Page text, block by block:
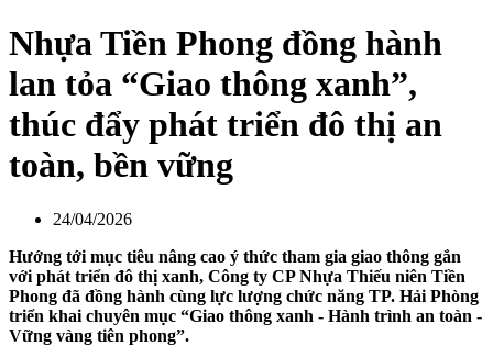
Nhựa Tiền Phong đồng hành
lan tỏa “Giao thông xanh”,
thúc đẩy phát triển đô thị an
toàn, bền vững
24/04/2026
Hướng tới mục tiêu nâng cao ý thức tham gia giao thông gắn
với phát triển đô thị xanh, Công ty CP Nhựa Thiếu niên Tiền
Phong đã đồng hành cùng lực lượng chức năng TP. Hải Phòng
triển khai chuyên mục “Giao thông xanh - Hành trình an toàn -
Vững vàng tiên phong”.